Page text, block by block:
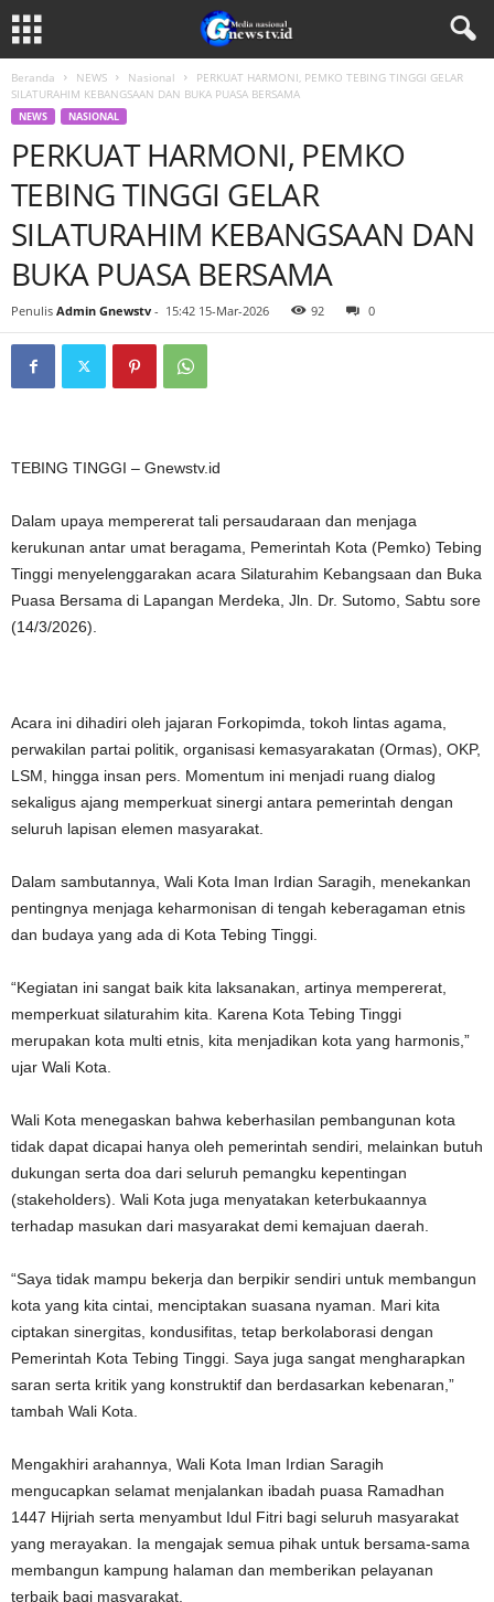
Beranda NEWS Nasional
PERKUAT HARMONI, PEMKO TEBING TINGGI GELAR
SILATURAHIM KEBANGSAAN DAN BUKA PUASA BERSAMA
NEWS NASIONAL
PERKUAT HARMONI, PEMKO
TEBING TINGGI GELAR
SILATURAHIM KEBANGSAAN DAN
BUKA PUASA BERSAMA
Penulis Admin Gnewstv - 15:42 15-Mar-2026 92 0
TEBING TINGGI – Gnewstv.id
Dalam upaya mempererat tali persaudaraan dan menjaga
kerukunan antar umat beragama, Pemerintah Kota (Pemko) Tebing
Tinggi menyelenggarakan acara Silaturahim Kebangsaan dan Buka
Puasa Bersama di Lapangan Merdeka, Jln. Dr. Sutomo, Sabtu sore
(14/3/2026).
Acara ini dihadiri oleh jajaran Forkopimda, tokoh lintas agama,
perwakilan partai politik, organisasi kemasyarakatan (Ormas), OKP,
LSM, hingga insan pers. Momentum ini menjadi ruang dialog
sekaligus ajang memperkuat sinergi antara pemerintah dengan
seluruh lapisan elemen masyarakat.
Dalam sambutannya, Wali Kota Iman Irdian Saragih, menekankan
pentingnya menjaga keharmonisan di tengah keberagaman etnis
dan budaya yang ada di Kota Tebing Tinggi.
“Kegiatan ini sangat baik kita laksanakan, artinya mempererat,
memperkuat silaturahim kita. Karena Kota Tebing Tinggi
merupakan kota multi etnis, kita menjadikan kota yang harmonis,”
ujar Wali Kota.
Wali Kota menegaskan bahwa keberhasilan pembangunan kota
tidak dapat dicapai hanya oleh pemerintah sendiri, melainkan butuh
dukungan serta doa dari seluruh pemangku kepentingan
(stakeholders). Wali Kota juga menyatakan keterbukaannya
terhadap masukan dari masyarakat demi kemajuan daerah.
“Saya tidak mampu bekerja dan berpikir sendiri untuk membangun
kota yang kita cintai, menciptakan suasana nyaman. Mari kita
ciptakan sinergitas, kondusifitas, tetap berkolaborasi dengan
Pemerintah Kota Tebing Tinggi. Saya juga sangat mengharapkan
saran serta kritik yang konstruktif dan berdasarkan kebenaran,”
tambah Wali Kota.
Mengakhiri arahannya, Wali Kota Iman Irdian Saragih
mengucapkan selamat menjalankan ibadah puasa Ramadhan
1447 Hijriah serta menyambut Idul Fitri bagi seluruh masyarakat
yang merayakan. Ia mengajak semua pihak untuk bersama-sama
membangun kampung halaman dan memberikan pelayanan
terbaik bagi masyarakat.